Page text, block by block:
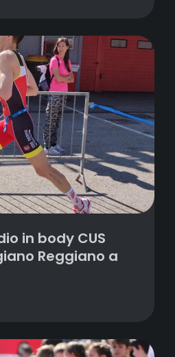
in body CUS
Reggiano a